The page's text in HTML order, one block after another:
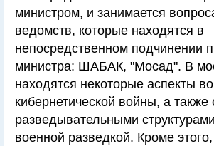
министром, и занимается
ведомств, которые находятся в
непосредственном подчинении
министра: ШАБАК, "Мосад". В
находятся некоторые аспекты
кибернетической войны, а
разведывательными
военной разведкой. Кроме